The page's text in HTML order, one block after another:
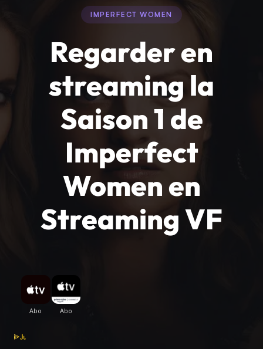
IMPERFECT WOMEN
Regarder en
streaming la
Saison 1 de
Imperfect
Women en
Streaming VF